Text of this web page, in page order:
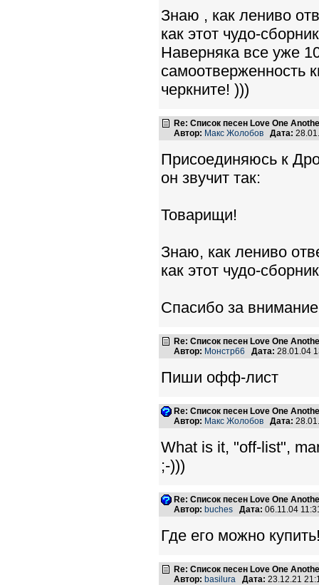
Знаю , как лениво
как этот чудо-
Наверняка все уже
самоотверженность
черкните! )))
Re: Список песен Love One
Автор: Макс Жолобов Дата:
Присоединяюсь к
он звучит так:
Товарищи!
Знаю, как лениво
как этот чудо-
Спасибо за внимание
Re: Список песен Love One
Автор: Монстр66 Дата: 28.01.04
Пиши офф-лист
Re: Список песен Love One
Автор: Макс Жолобов Дата:
What is it, "off-list",
;-)))
Re: Список песен Love One
Автор: buches Дата: 06.11.04
Где его можно
Re: Список песен Love One
Автор: basilura Дата: 23.12.21